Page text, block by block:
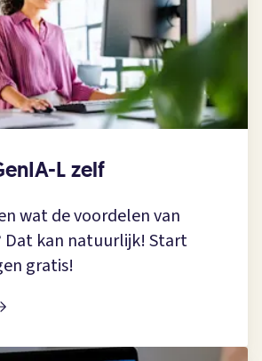
L zelf
wat de voordelen van
Dat kan natuurlijk! Start
gratis!